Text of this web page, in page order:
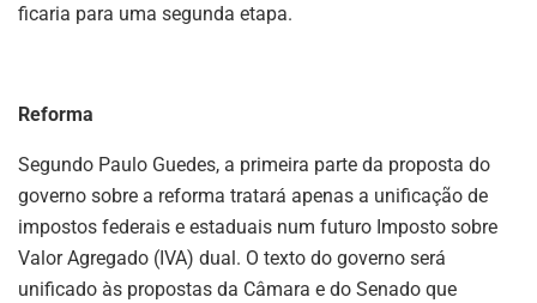
ficaria para uma segunda etapa.
Reforma
Segundo Paulo Guedes, a primeira parte da proposta do
governo sobre a reforma tratará apenas a unificação de
impostos federais e estaduais num futuro Imposto sobre
Valor Agregado (IVA) dual. O texto do governo será
unificado às propostas da Câmara e do Senado que